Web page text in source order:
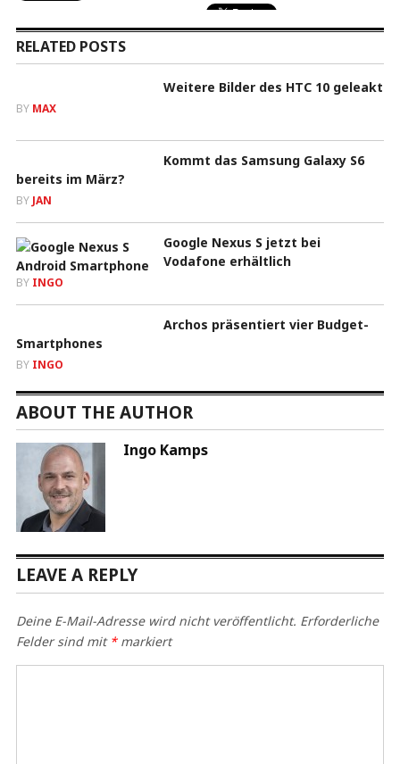
RELATED POSTS
Weitere Bilder des HTC 10 geleakt
BY MAX
Kommt das Samsung Galaxy S6
bereits im März?
BY JAN
Google Nexus S jetzt bei
Vodafone erhältlich
BY INGO
Archos präsentiert vier Budget-
Smartphones
BY INGO
ABOUT THE AUTHOR
Ingo Kamps
LEAVE A REPLY
Deine E-Mail-Adresse wird nicht veröffentlicht. Erforderliche
Felder sind mit *markiert